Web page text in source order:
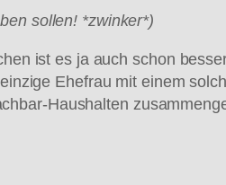
sollen! *zwinker*)
ist es ja auch schon
Ehefrau mit einem
Haushalten